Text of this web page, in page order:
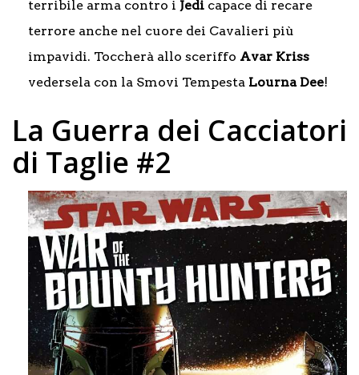
terribile arma contro i Jedi capace di recare
terrore anche nel cuore dei Cavalieri più
impavidi. Toccherà allo sceriffo Avar Kriss
vedersela con la Smovi Tempesta Lourna Dee!
La Guerra dei Cacciatori
di Taglie #2